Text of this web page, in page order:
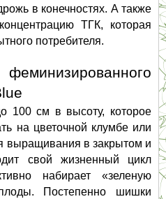
в конечностях. А также
ТГК, которая
потребителя.
100 см в высоту, которое
на цветочной клумбе или
выращивания в закрытом и
свой жизненный цикл
набирает «зеленую
Постепенно шишки